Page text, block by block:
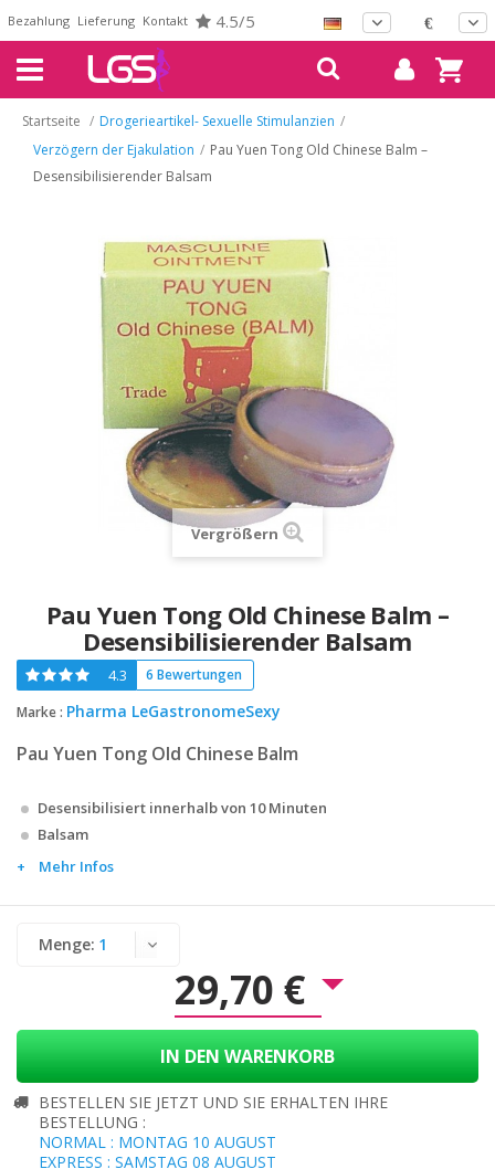
Bezahlung Lieferung Kontakt 4.5/5 €
Startseite / Drogerieartikel- Sexuelle Stimulanzien /
Verzögern der Ejakulation / Pau Yuen Tong Old Chinese Balm –
Desensibilisierender Balsam
Vergrößern
Pau Yuen Tong Old Chinese Balm –
Desensibilisierender Balsam
4.3
6 Bewertungen
Marke : Pharma LeGastronomeSexy
Pau Yuen Tong Old Chinese Balm
Desensibilisiert innerhalb von 10 Minuten
Balsam
Mehr Infos
Menge:
29,70 €
IN DEN WARENKORB
BESTELLEN SIE JETZT UND SIE ERHALTEN IHRE
BESTELLUNG :
NORMAL : MONTAG 10 AUGUST
EXPRESS : SAMSTAG 08 AUGUST